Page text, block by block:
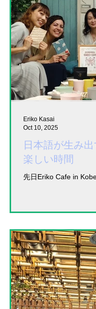
日本語が生み出
楽しい時間
先日Eriko Cafe in
Eriko Kasai
Oct 10, 2025